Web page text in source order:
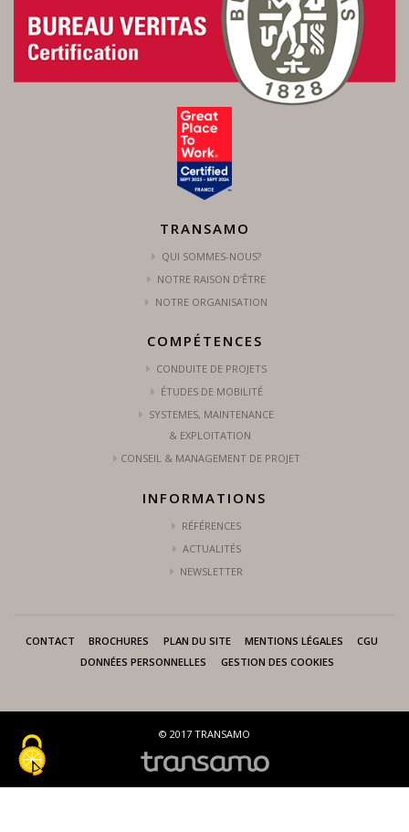
TRANSAMO
QUI SOMMES-NOUS?
NOTRE RAISON D’ÊTRE
NOTRE ORGANISATION
COMPÉTENCES
CONDUITE DE PROJETS
ÉTUDES DE MOBILITÉ
SYSTEMES, MAINTENANCE
& EXPLOITATION
CONSEIL & MANAGEMENT DE PROJET
INFORMATIONS
RÉFÉRENCES
ACTUALITÉS
NEWSLETTER
CONTACT BROCHURES PLAN DU SITE MENTIONS LÉGALES
CGU
DONNÉES PERSONNELLES
GESTION DES COOKIES
© 2017 TRANSAMO